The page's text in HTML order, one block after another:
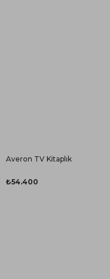
Averon TV Kitaplık
₺54.400